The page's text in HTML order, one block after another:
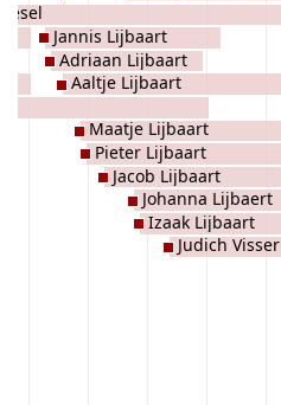
Jannis Lijbaart
Adriaan Lijbaart
Aaltje Lijbaart
Maatje Lijbaart
Pieter Lijbaart
Jacob Lijbaart
Johanna Lijbaert
Izaak Lijbaart
Judich Visser